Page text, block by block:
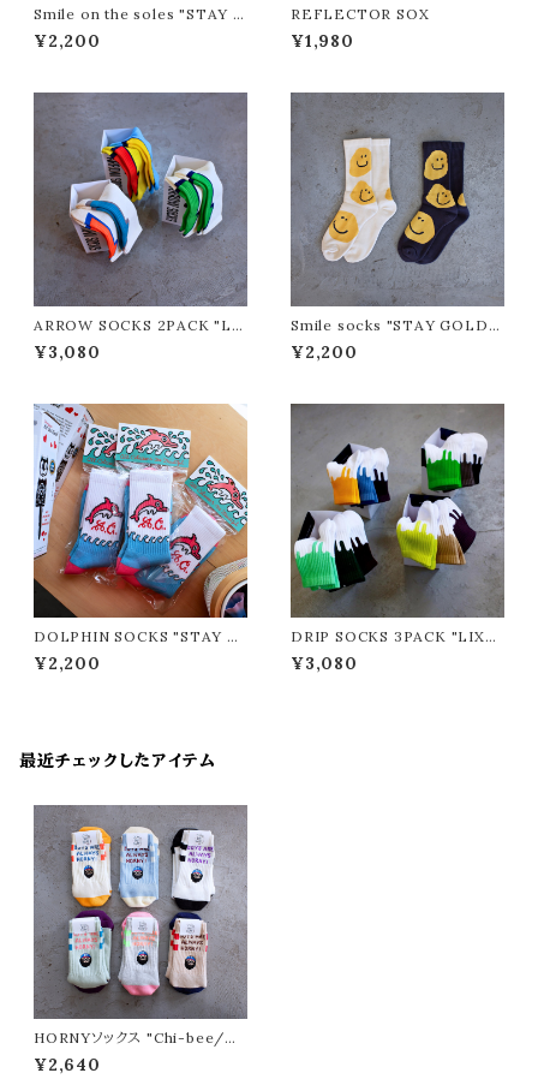
Smile on the soles "STAY G
OLD/ステイゴールド"
¥2,200
REFLECTOR SOX
¥1,980
ARROW SOCKS 2PACK "LI
XTICK/リックスティック"
¥3,080
Smile socks "STAY GOLD/
ステイゴールド"
¥2,200
DOLPHIN SOCKS "STAY G
OLD/ステイゴールド"
¥2,200
DRIP SOCKS 3PACK "LIXTI
CK/リックスティック"
¥3,080
最近チェックしたアイテム
HORNYソックス "Chi-bee/チ
ービー"
¥2,640